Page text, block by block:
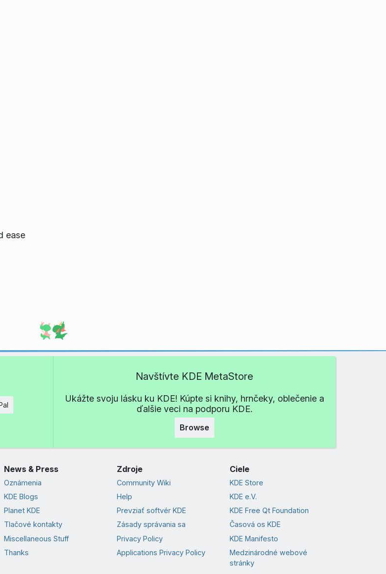
ease
Navštívte KDE MetaStore
Ukážte svoju lásku ku KDE! Kúpte si knihy, hrnčeky, oblečenie a
ďalšie veci na podporu KDE.
Browse
News & Press
Oznámenia
KDE Blogs
Planet KDE
Tlačové kontakty
Miscellaneous Stuff
Thanks
Zdroje
Community Wiki
Help
Prevziať softvér KDE
Zásady správania sa
Privacy Policy
Applications Privacy Policy
Ciele
KDE Store
KDE e.V.
KDE Free Qt Foundation
Časová os KDE
KDE Manifesto
Medzinárodné webové
stránky